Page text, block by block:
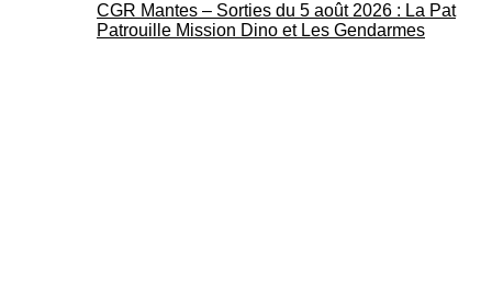
CGR Mantes – Sorties du 5 août 2026 : La Pat
Patrouille Mission Dino et Les Gendarmes